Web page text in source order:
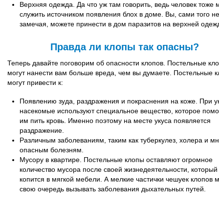
Верхняя одежда. Да что уж там говорить, ведь человек тоже
служить источником появления блох в доме. Вы, сами того не
замечая, можете принести в дом паразитов на верхней
Правда ли клопы так опасны?
Теперь давайте поговорим об опасности клопов. Постельные
могут нанести вам больше вреда, чем вы думаете. Постельные
могут привести к:
Появлению зуда, раздражения и покраснения на коже. При
насекомые используют специальное вещество, которое
им пить кровь. Именно поэтому на месте укуса появляется
раздражение.
Различным заболеваниям, таким как туберкулез, холера и
опасным болезням.
Мусору в квартире. Постельные клопы оставляют огромное
количество мусора после своей жизнедеятельности, который
копится в мягкой мебели. А мелкие частички чешуек клопов
свою очередь вызывать заболевания дыхательных путей.